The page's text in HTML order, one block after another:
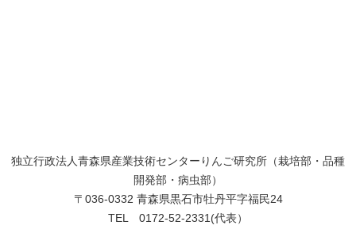
独立行政法人青森県産業技術センターりんご研究所（栽培部・品種
開発部・病虫部）
〒036-0332 青森県黒石市牡丹平字福民24
TEL 0172-52-2331(代表）